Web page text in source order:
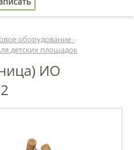
оборудование -
детских площадок
ИО